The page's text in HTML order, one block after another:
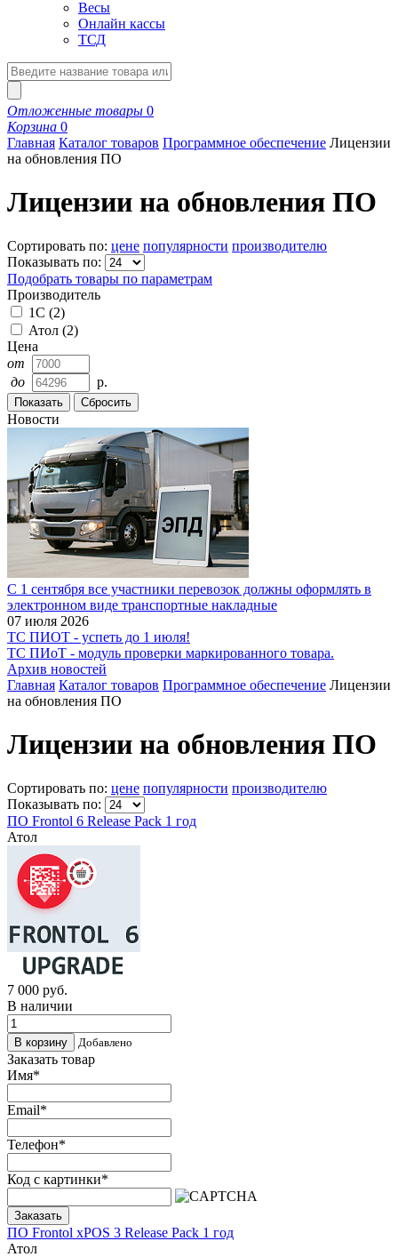
Весы
Онлайн кассы
ТСД
Отложенные товары 0
Корзина 0
Главная Каталог товаров Программное обеспечение Лицензии
на обновления ПО
Лицензии на обновления ПО
Сортировать по: цене популярности производителю
Показывать по:
Подобрать товары по параметрам
Производитель
1C (2)
Атол (2)
Цена
от
до
р.
Новости
С 1 сентября все участники перевозок должны оформлять в
электронном виде транспортные накладные
07 июля 2026
ТС ПИОТ - успеть до 1 июля!
ТС ПИоТ - модуль проверки маркированного товара.
Архив новостей
Главная Каталог товаров Программное обеспечение Лицензии
на обновления ПО
Лицензии на обновления ПО
Сортировать по: цене популярности производителю
Показывать по:
ПО Frontol 6 Release Pack 1 год
Атол
7 000 руб.
В наличии
Добавлено
Заказать товар
Имя*
Email*
Телефон*
Код с картинки*
Заказать
ПО Frontol xPOS 3 Release Pack 1 год
Атол